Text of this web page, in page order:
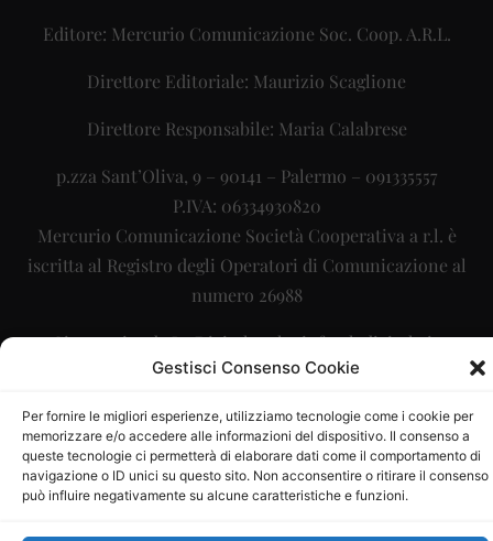
Gestisci Consenso Cookie
Per fornire le migliori esperienze, utilizziamo tecnologie come i cookie per
memorizzare e/o accedere alle informazioni del dispositivo. Il consenso a
queste tecnologie ci permetterà di elaborare dati come il comportamento di
navigazione o ID unici su questo sito. Non acconsentire o ritirare il consenso
può influire negativamente su alcune caratteristiche e funzioni.
Editore: Mercurio Comunicazione Soc. Coop. A.R.L.
Direttore Editoriale: Maurizio Scaglione
Direttore Responsabile: Maria Calabrese
p.zza Sant’Oliva, 9 – 90141 – Palermo – 091335557
P.IVA: 06334930820
Mercurio Comunicazione Società Cooperativa a r.l. è
iscritta al Registro degli Operatori di Comunicazione al
numero 26988
Sito gestito daLa Digitale srl–info@ladigitale.it